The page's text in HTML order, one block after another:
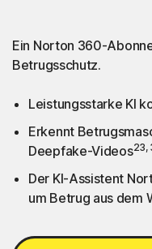
Schweiz
Einloggen
Ein Norton 360-
Betrugsschutz.
Leistungsstarke KI
Erkennt
Deepfake-Videos23,
Der KI-Assistent
um Betrug aus dem